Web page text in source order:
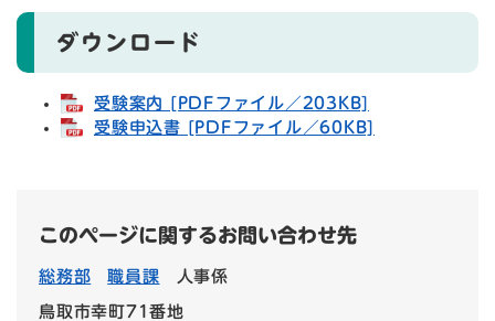
ダウンロード
受験案内 [PDFファイル／203KB]
受験申込書 [PDFファイル／60KB]
このページに関するお問い合わせ先
総務部 職員課 人事係
鳥取市幸町71番地